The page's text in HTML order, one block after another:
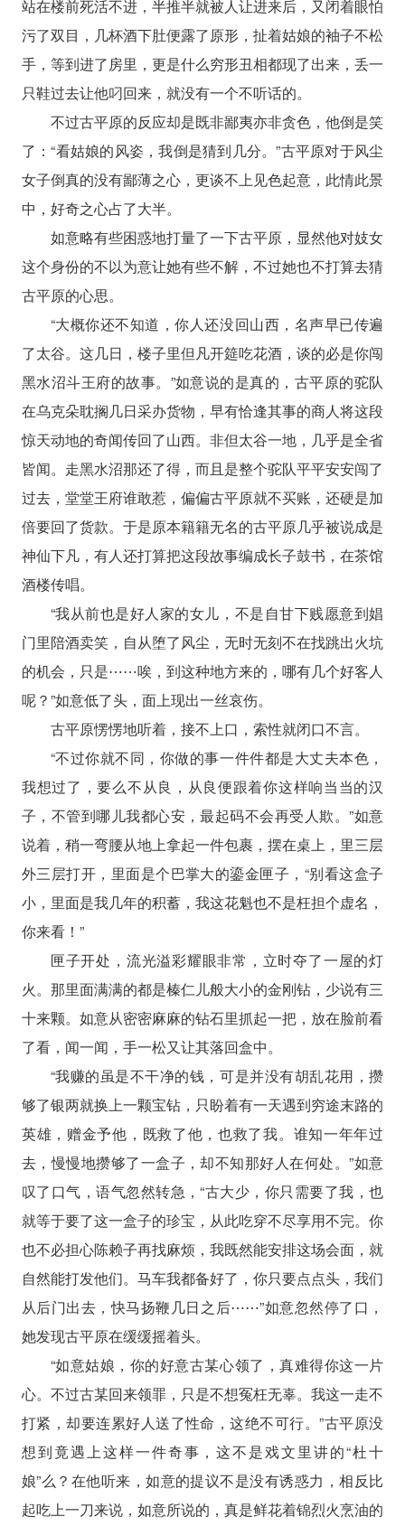
站在楼前死活不进，半推半就被人让进来后，又闭着眼怕
污了双目，几杯酒下肚便露了原形，扯着姑娘的袖子不松
手，等到进了房里，更是什么穷形丑相都现了出来，丢一
只鞋过去让他叼回来，就没有一个不听话的。
不过古平原的反应却是既非鄙夷亦非贪色，他倒是笑
了：“看姑娘的风姿，我倒是猜到几分。”古平原对于风尘
女子倒真的没有鄙薄之心，更谈不上见色起意，此情此景
中，好奇之心占了大半。
如意略有些困惑地打量了一下古平原，显然他对妓女
这个身份的不以为意让她有些不解，不过她也不打算去猜
古平原的心思。
“大概你还不知道，你人还没回山西，名声早已传遍
了太谷。这几日，楼子里但凡开筵吃花酒，谈的必是你闯
黑水沼斗王府的故事。”如意说的是真的，古平原的驼队
在乌克朵耽搁几日采办货物，早有恰逢其事的商人将这段
惊天动地的奇闻传回了山西。非但太谷一地，几乎是全省
皆闻。走黑水沼那还了得，而且是整个驼队平平安安闯了
过去，堂堂王府谁敢惹，偏偏古平原就不买账，还硬是加
倍要回了货款。于是原本籍籍无名的古平原几乎被说成是
神仙下凡，有人还打算把这段故事编成长子鼓书，在茶馆
酒楼传唱。
“我从前也是好人家的女儿，不是自甘下贱愿意到娼
门里陪酒卖笑，自从堕了风尘，无时无刻不在找跳出火坑
的机会，只是⋯⋯唉，到这种地方来的，哪有几个好客人
呢？”如意低了头，面上现出一丝哀伤。
古平原愣愣地听着，接不上口，索性就闭口不言。
“不过你就不同，你做的事一件件都是大丈夫本色，
我想过了，要么不从良，从良便跟着你这样响当当的汉
子，不管到哪儿我都心安，最起码不会再受人欺。”如意
说着，稍一弯腰从地上拿起一件包裹，摆在桌上，里三层
外三层打开，里面是个巴掌大的鎏金匣子，“别看这盒子
小，里面是我几年的积蓄，我这花魁也不是枉担个虚名，
你来看！”
匣子开处，流光溢彩耀眼非常，立时夺了一屋的灯
火。那里面满满的都是榛仁儿般大小的金刚钻，少说有三
十来颗。如意从密密麻麻的钻石里抓起一把，放在脸前看
了看，闻一闻，手一松又让其落回盒中。
“我赚的虽是不干净的钱，可是并没有胡乱花用，攒
够了银两就换上一颗宝钻，只盼着有一天遇到穷途末路的
英雄，赠金予他，既救了他，也救了我。谁知一年年过
去，慢慢地攒够了一盒子，却不知那好人在何处。”如意
叹了口气，语气忽然转急，“古大少，你只需要了我，也
就等于要了这一盒子的珍宝，从此吃穿不尽享用不完。你
也不必担心陈赖子再找麻烦，我既然能安排这场会面，就
自然能打发他们。马车我都备好了，你只要点点头，我们
从后门出去，快马扬鞭几日之后⋯⋯”如意忽然停了口，
她发现古平原在缓缓摇着头。
“如意姑娘，你的好意古某心领了，真难得你这一片
心。不过古某回来领罪，只是不想冤枉无辜。我这一走不
打紧，却要连累好人送了性命，这绝不可行。”古平原没
想到竟遇上这样一件奇事，这不是戏文里讲的“杜十
娘”么？在他听来，如意的提议不是没有诱惑力，相反比
起吃上一刀来说，如意所说的，真是鲜花着锦烈火烹油的